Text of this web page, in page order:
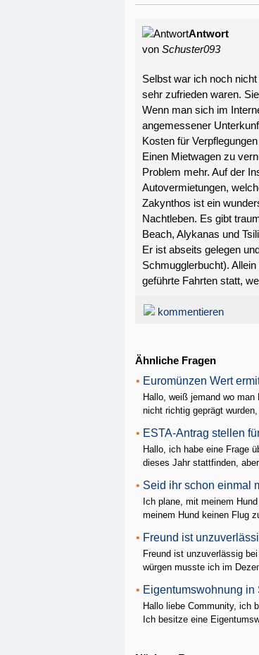
Antwort
von Schuster093
Selbst war ich noch
sehr zufrieden waren.
Wenn man sich im
angemessener
Kosten für
Einen Mietwagen zu
Problem mehr. Auf der
Autovermietungen,
Zakynthos ist ein
Nachtleben. Es gibt
Beach, Alykanas und
Er ist abseits gelegen
Schmugglerbucht).
geführte Fahrten statt,
kommentieren
Ähnliche Fragen
• Euromünzen Wert
Hallo, weiß jemand wo
nicht richtig geprägt
• ESTA-Antrag stellen
Hallo, ich habe eine Frage
dieses Jahr stattfinden,
• Seid ihr schon einmal
Ich plane, mit meinem
meinem Hund keinen Flug
• Freund ist
Freund ist unzuverlässig
würgen musste ich im
• Eigentumswohnung in
Hallo liebe Community, ich
Ich besitze eine